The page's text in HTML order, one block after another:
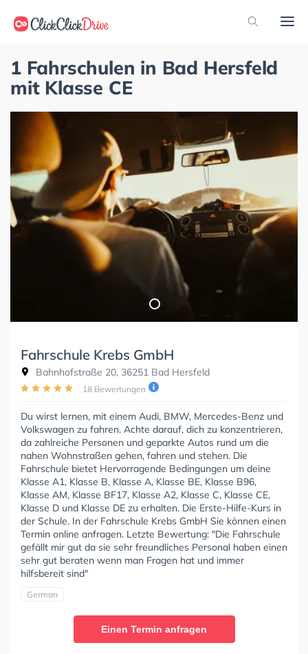
1 Fahrschulen in Bad Hersfeld
mit Klasse CE
Fahrschule Krebs GmbH
Bahnhofstraße 20, 36251 Bad Hersfeld
18 Bewertungen
Du wirst lernen, mit einem Audi, BMW, Mercedes-Benz und
Volkswagen zu fahren. Achte darauf, dich zu konzentrieren,
da zahlreiche Personen und geparkte Autos rund um die
nahen Wohnstraßen gehen, fahren und stehen. Die
Fahrschule bietet Hervorragende Bedingungen um deine
Klasse A1, Klasse B, Klasse A, Klasse BE, Klasse B96,
Klasse AM, Klasse BF17, Klasse A2, Klasse C, Klasse CE,
Klasse D und Klasse DE zu erhalten. Die Erste-Hilfe-Kurs in
der Schule. In der Fahrschule Krebs GmbH Sie können einen
Termin online anfragen. Letzte Bewertung: "Die Fahrschule
gefällt mir gut da sie sehr freundliches Personal haben einen
sehr gut beraten wenn man Fragen hat und immer
hilfsbereit sind"
German
Einen Termin anfragen